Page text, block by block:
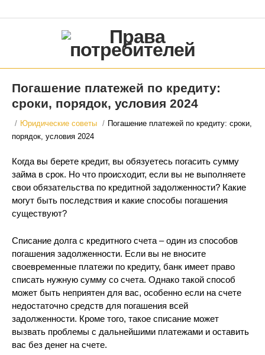
Погашение платежей по кредиту:
сроки, порядок, условия 2024
/ Юридические советы / Погашение платежей по кредиту: сроки,
порядок, условия 2024
Когда вы берете кредит, вы обязуетесь погасить сумму
займа в срок. Но что происходит, если вы не выполняете
свои обязательства по кредитной задолженности? Какие
могут быть последствия и какие способы погашения
существуют?
Списание долга с кредитного счета – один из способов
погашения задолженности. Если вы не вносите
своевременные платежи по кредиту, банк имеет право
списать нужную сумму со счета. Однако такой способ
может быть неприятен для вас, особенно если на счете
недостаточно средств для погашения всей
задолженности. Кроме того, такое списание может
вызвать проблемы с дальнейшими платежами и оставить
вас без денег на счете.